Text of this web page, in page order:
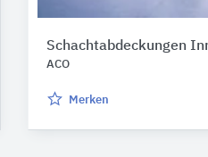
Schachtabdeckungen
ACO
Merken